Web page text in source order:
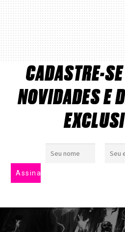
CADASTRE-
NOVIDADES E